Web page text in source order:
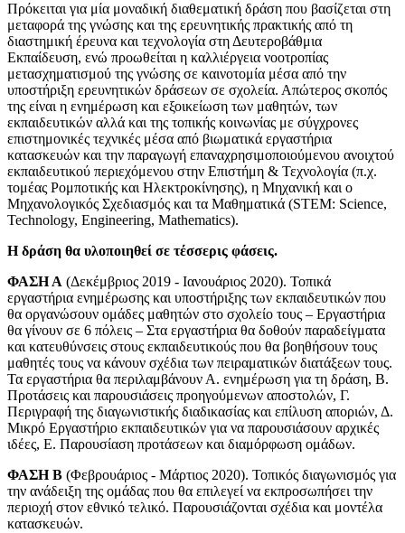
Πρόκειται για μία μοναδική διαθεματική δράση που βασίζεται στη
μεταφορά της γνώσης και της ερευνητικής πρακτικής από τη
διαστημική έρευνα και τεχνολογία στη Δευτεροβάθμια
Εκπαίδευση, ενώ προωθείται η καλλιέργεια νοοτροπίας
μετασχηματισμού της γνώσης σε καινοτομία μέσα από την
υποστήριξη ερευνητικών δράσεων σε σχολεία. Απώτερος σκοπός
της είναι η ενημέρωση και εξοικείωση των μαθητών, των
εκπαιδευτικών αλλά και της τοπικής κοινωνίας με σύγχρονες
επιστημονικές τεχνικές μέσα από βιωματικά εργαστήρια
κατασκευών και την παραγωγή επαναχρησιμοποιούμενου ανοιχτού
εκπαιδευτικού περιεχόμενου στην Επιστήμη & Τεχνολογία (π.χ.
τομέας Ρομποτικής και Ηλεκτροκίνησης), η Μηχανική και ο
Μηχανολογικός Σχεδιασμός και τα Μαθηματικά (STEM: Science,
Technology, Engineering, Mathematics).
Η δράση θα υλοποιηθεί σε τέσσερις φάσεις.
ΦΑΣΗ Α (Δεκέμβριος 2019 - Ιανουάριος 2020). Τοπικά
εργαστήρια ενημέρωσης και υποστήριξης των εκπαιδευτικών που
θα οργανώσουν ομάδες μαθητών στο σχολείο τους – Εργαστήρια
θα γίνουν σε 6 πόλεις – Στα εργαστήρια θα δοθούν παραδείγματα
και κατευθύνσεις στους εκπαιδευτικούς που θα βοηθήσουν τους
μαθητές τους να κάνουν σχέδια των πειραματικών διατάξεων τους.
Τα εργαστήρια θα περιλαμβάνουν Α. ενημέρωση για τη δράση, Β.
Προτάσεις και παρουσιάσεις προηγούμενων αποστολών, Γ.
Περιγραφή της διαγωνιστικής διαδικασίας και επίλυση αποριών, Δ.
Μικρό Εργαστήριο εκπαιδευτικών για να παρουσιάσουν αρχικές
ιδέες, Ε. Παρουσίαση προτάσεων και διαμόρφωση ομάδων.
ΦΑΣΗ Β (Φεβρουάριος - Μάρτιος 2020). Τοπικός διαγωνισμός για
την ανάδειξη της ομάδας που θα επιλεγεί να εκπροσωπήσει την
περιοχή στον εθνικό τελικό. Παρουσιάζονται σχέδια και μοντέλα
κατασκευών.